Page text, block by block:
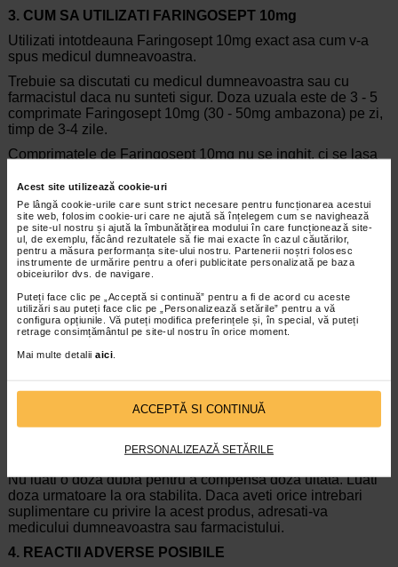
Acest site utilizează cookie-uri
Pe lângă cookie-urile care sunt strict necesare pentru funcționarea acestui
site web, folosim cookie-uri care ne ajută să înțelegem cum se navighează
pe site-ul nostru și ajută la îmbunătățirea modului în care funcționează site-
ul, de exemplu, făcând rezultatele să fie mai exacte în cazul căutărilor,
pentru a măsura performanța site-ului nostru. Partenerii noștri folosesc
instrumente de urmărire pentru a oferi publicitate personalizată pe baza
obiceiurilor dvs. de navigare.
Puteți face clic pe „Acceptă si continuă” pentru a fi de acord cu aceste
utilizări sau puteți face clic pe „Personalizează setările” pentru a vă
configura opțiunile. Vă puteți modifica preferințele și, în special, vă puteți
retrage consimțământul pe site-ul nostru în orice moment.
Mai multe detalii aici
ACCEPTĂ SI CONTINUĂ
PERSONALIZEAZĂ SETĂRILE
3. CUM SAUTILIZATI FARINGOSEPT 10mg
Utilizati intotdeauna Faringosept 10mg exact asa cum v-a
spus medicul dumneavoastra.
Trebuie sa discutati cu medicul dumneavoastra sau cu
farmacistul daca nu sunteti sigur. Doza uzuala este de 3 - 5
comprimate Faringosept 10mg (30 - 50mg ambazona) pe zi,
timp de 3-4 zile.
Comprimatele de Faringosept 10mg nu se inghit, ci se lasa
Faringosept 10mg se administreaza imediat dupa mese (la
15-30 minute); se recomanda ca timp de 2-3 ore dupa
administrare sa se evite consumul de alimente sau lichide.
Nu depasiti doza recomandata. Daca simptomele persista,
adresati-va imediat medicului dumneavoastra.
Daca utilizati mai mult decat trebuie din Faringosept 10mg
Daca ati luat mai multe comprimate decat v-a fost
recomandat, adresati-va imediat medicului dumneavoastra
sau farmacistului.
Nu s-a raportat nici un caz de supradozaj cu Faringosept
Nu exista antidot pentru ambazona. In cazul ingerarii unei
doze foarte mari de Faringosept 10mg, se recomanda
provocarea de varsaturi si/sau lavaj gastric.
Daca uitati sa utilizati Faringosept 10mg
Nu luati o doza dubla pentru a compensa doza uitata. Luati
doza urmatoare la ora stabilita. Daca aveti orice intrebari
suplimentare cu privire la acest produs, adresati-va
medicului dumneavoastra sau farmacistului.
4. REACTII ADVERSE POSIBILE